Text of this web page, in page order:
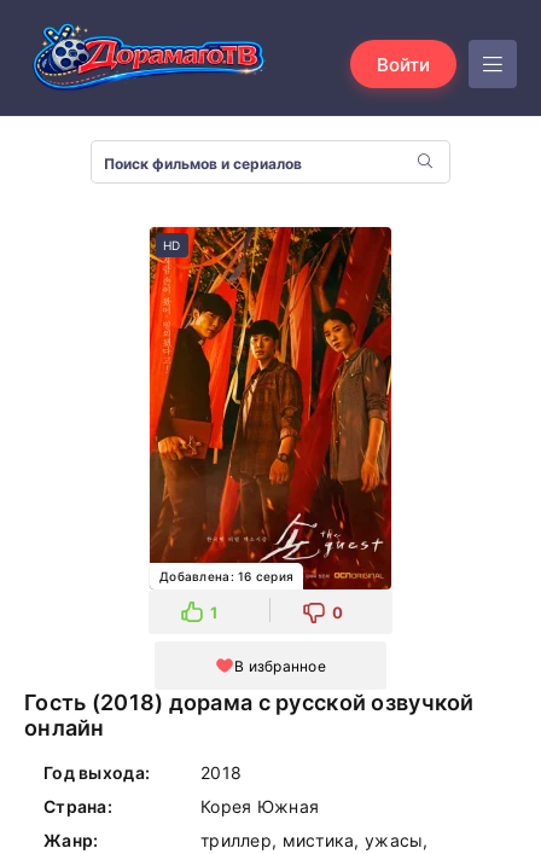
Войти
HD
Добавлена: 16 серия
1 0
В избранное
Гость (2018) дорама с русской озвучкой
онлайн
Год выхода:
2018
Страна:
Корея Южная
Жанр:
триллер, мистика, ужасы,